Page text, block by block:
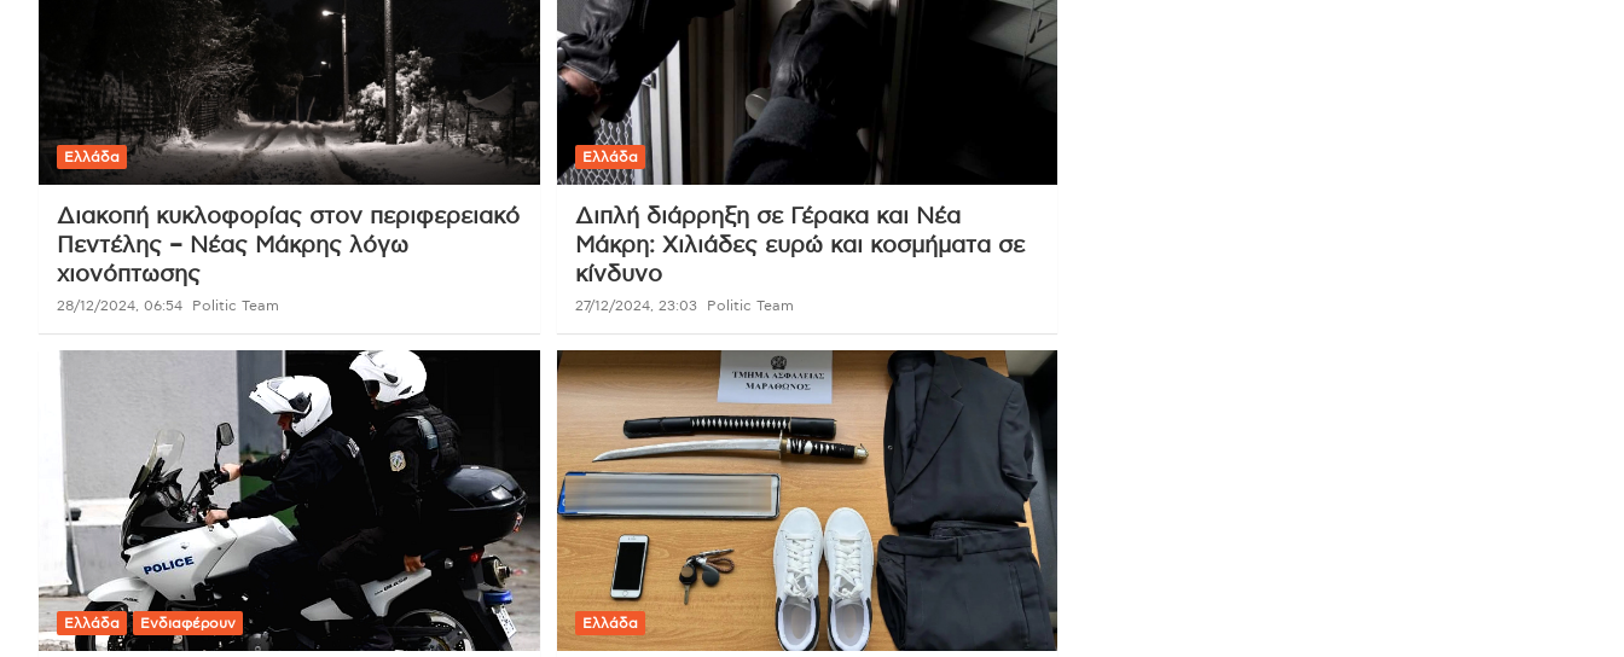
Ελλάδα
Διακοπή κυκλοφορίας στον περιφερειακό
Πεντέλης – Νέας Μάκρης λόγω
χιονόπτωσης
28/12/2024, 06:54 Politic Team
Ελλάδα
Διπλή διάρρηξη σε Γέρακα και Νέα
Μάκρη: Χιλιάδες ευρώ και κοσμήματα σε
κίνδυνο
27/12/2024, 23:03 Politic Team
Ελλάδα Ενδιαφέρουν Ελλάδα